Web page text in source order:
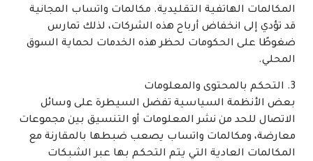
المكالمات الهاتفية التقليدية. مكالمات واتساب المجانية
قد تؤدي إلى انخفاض أرباح هذه الشركات، لذلك تمارس
ضغوطًا على الحكومات لحظر هذه الخدمات لحماية السوق
المحلي.
3. التحكم بالمحتوى والمعلومات
بعض الأنظمة السياسية تفضل السيطرة على وسائل
الاتصال للحد من نشر المعلومات أو التنسيق بين مجموعات
معارضة، ومكالمات واتساب يصعب ضبطها بالمقارنة مع
المكالمات العادية التي يتم التحكم بها عبر الشبكات